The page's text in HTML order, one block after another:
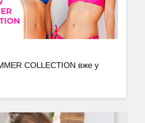
COLLECTION вже у